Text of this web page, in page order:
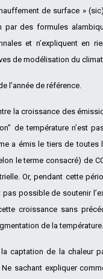
de surface »
par des formules
et n’expliquent en
de modélisation du climat
l’année de référence.
la croissance des
de température n’est
a émis le tiers de toutes
le terme consacré) de
Or, pendant cette
pas possible de soutenir
croissance sans
de la température.
captation de la chaleur
sachant expliquer